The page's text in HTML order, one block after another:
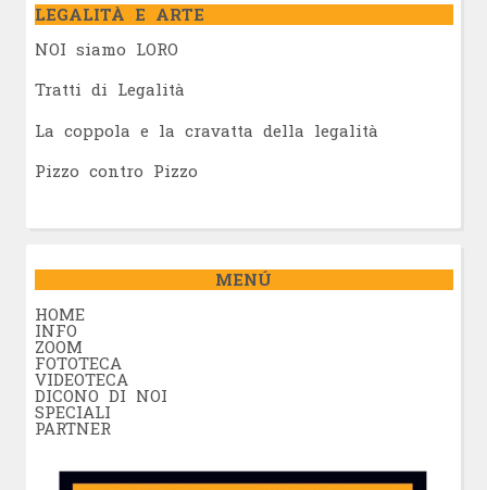
LEGALITÀ E ARTE
NOI siamo LORO
Tratti di Legalità
La coppola e la cravatta della legalità
Pizzo contro Pizzo
MENÚ
HOME
INFO
ZOOM
FOTOTECA
VIDEOTECA
DICONO DI NOI
SPECIALI
PARTNER